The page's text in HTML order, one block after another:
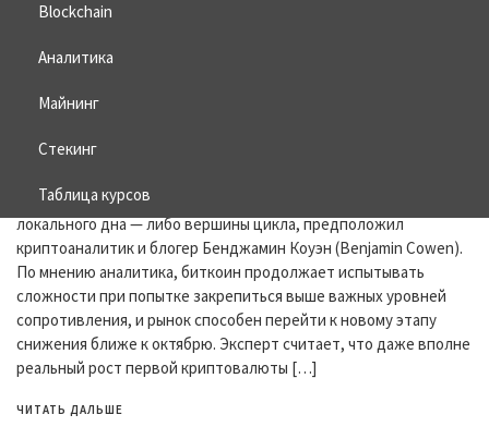
Blockchain
Аналитика
Майнинг
Стекинг
Таблица курсов
День:18.05.2026
Июнь может стать для биткоина временем формирования
локального дна — либо вершины цикла, предположил
криптоаналитик и блогер Бенджамин Коуэн (Benjamin Cowen).
По мнению аналитика, биткоин продолжает испытывать
сложности при попытке закрепиться выше важных уровней
сопротивления, и рынок способен перейти к новому этапу
снижения ближе к октябрю. Эксперт считает, что даже вполне
реальный рост первой криптовалюты […]
ЧИТАТЬ ДАЛЬШЕ